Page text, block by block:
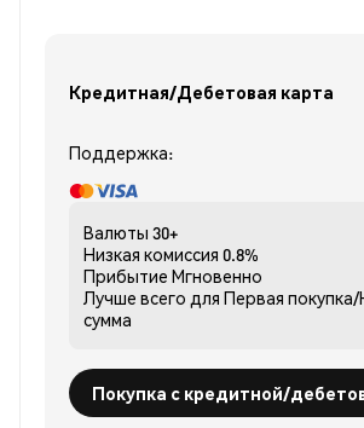
Кредитная/Дебетовая карта
Поддержка:
Валюты 30+
Низкая комиссия 0.8%
Прибытие Мгновенно
Лучше всего для Первая
сумма
Покупка с кредитной/